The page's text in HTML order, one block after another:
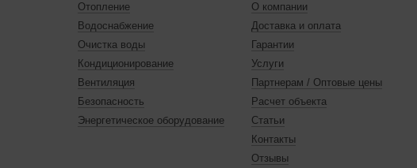
и аксессуары- различные запасные части и аксессуары, такие как
для установки и обслуживания электрокаменок.
преимущества:
стандартного типа
обладают высокой эффективностью и низким
Эти устройства просты в установке и обслуживании.
с парогенераторомобеспечивают возможность выбора между
Эти устройства оснащены надежными системами управления и
экономят пространство в сауне и обеспечивают
Отопление
Водоснабжение
Очистка воды
Кондиционирование
Вентиляция
Безопасность
Энергетическое оборудование
О компании
Доставка и оплата
Гарантии
Услуги
Партнерам / Оптовые цены
Расчет объекта
Статьи
Контакты
Отзывы